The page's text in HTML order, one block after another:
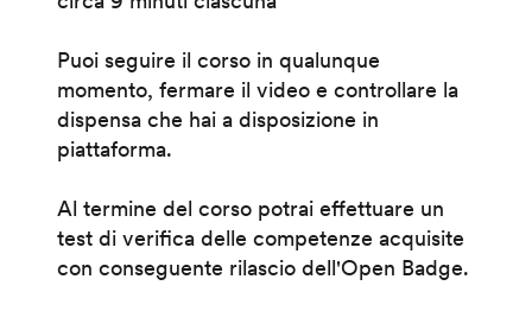
Puoi seguire il corso in qualunque
momento, fermare il video e controllare la
dispensa che hai a disposizione in
piattaforma.
Al termine del corso potrai effettuare un
test di verifica delle competenze acquisite
con conseguente rilascio dell'Open Badge.